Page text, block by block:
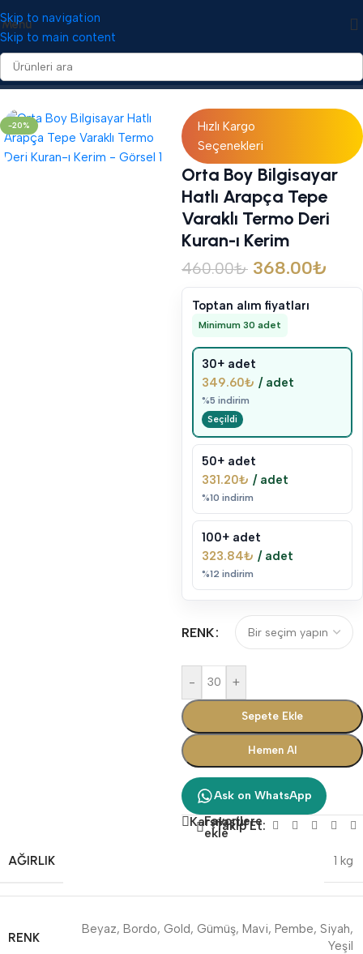
Skip to navigation
Skip to main content
Menü
Ana Sayfa/Kuranı Kerim/Termo Deri Kuranı Kerimler
-20%
Hızlı Kargo
Seçenekleri
Orta Boy Bilgisayar
Hatlı Arapça Tepe
Varaklı Termo Deri
Kuran-ı Kerim
460.00₺ 368.00₺
Toptan alım fiyatları
Minimum 30 adet
30+ adet
349.60₺ / adet
%5 indirim
50+ adet
331.20₺ / adet
%10 indirim
100+ adet
323.84₺ / adet
%12 indirim
RENK
- +
Sepete Ekle
Hemen Al
Ask on WhatsApp
Karşılaştır
Favorilere
ekleTakip Et:
AĞIRLIK 1 kg
RENK
Beyaz, Bordo, Gold, Gümüş, Mavi, Pembe, Siyah,
Yeşil